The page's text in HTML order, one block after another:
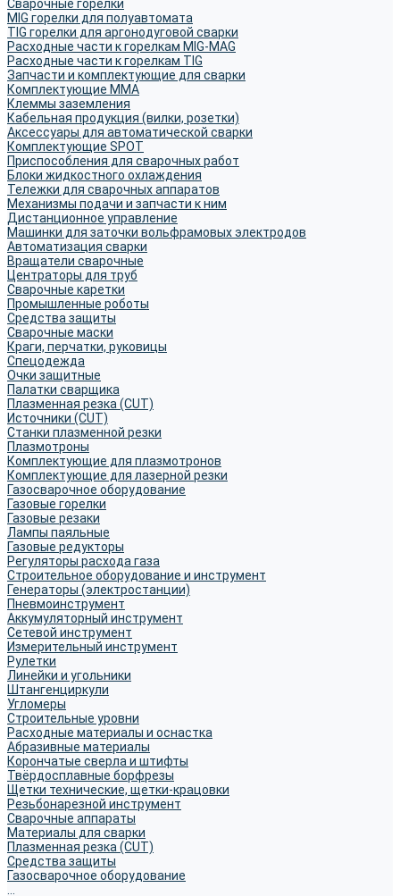
Сварочные горелки
MIG горелки для полуавтомата
TIG горелки для аргонодуговой сварки
Расходные части к горелкам MIG-MAG
Расходные части к горелкам TIG
Запчасти и комплектующие для сварки
Комплектующие ММА
Клеммы заземления
Кабельная продукция (вилки, розетки)
Аксессуары для автоматической сварки
Комплектующие SPOT
Приспособления для сварочных работ
Блоки жидкостного охлаждения
Тележки для сварочных аппаратов
Механизмы подачи и запчасти к ним
Дистанционное управление
Машинки для заточки вольфрамовых электродов
Автоматизация сварки
Вращатели сварочные
Центраторы для труб
Сварочные каретки
Промышленные роботы
Средства защиты
Сварочные маски
Краги, перчатки, руковицы
Спецодежда
Очки защитные
Палатки сварщика
Плазменная резка (CUT)
Источники (CUT)
Станки плазменной резки
Плазмотроны
Комплектующие для плазмотронов
Комплектующие для лазерной резки
Газосварочное оборудование
Газовые горелки
Газовые резаки
Лампы паяльные
Газовые редукторы
Регуляторы расхода газа
Строительное оборудование и инструмент
Генераторы (электростанции)
Пневмоинструмент
Аккумуляторный инструмент
Сетевой инструмент
Измерительный инструмент
Рулетки
Линейки и угольники
Штангенциркули
Угломеры
Строительные уровни
Расходные материалы и оснастка
Абразивные материалы
Корончатые сверла и штифты
Твёрдосплавные борфрезы
Щетки технические, щетки-крацовки
Резьбонарезной инструмент
Сварочные аппараты
Материалы для сварки
Плазменная резка (CUT)
Средства защиты
Газосварочное оборудование